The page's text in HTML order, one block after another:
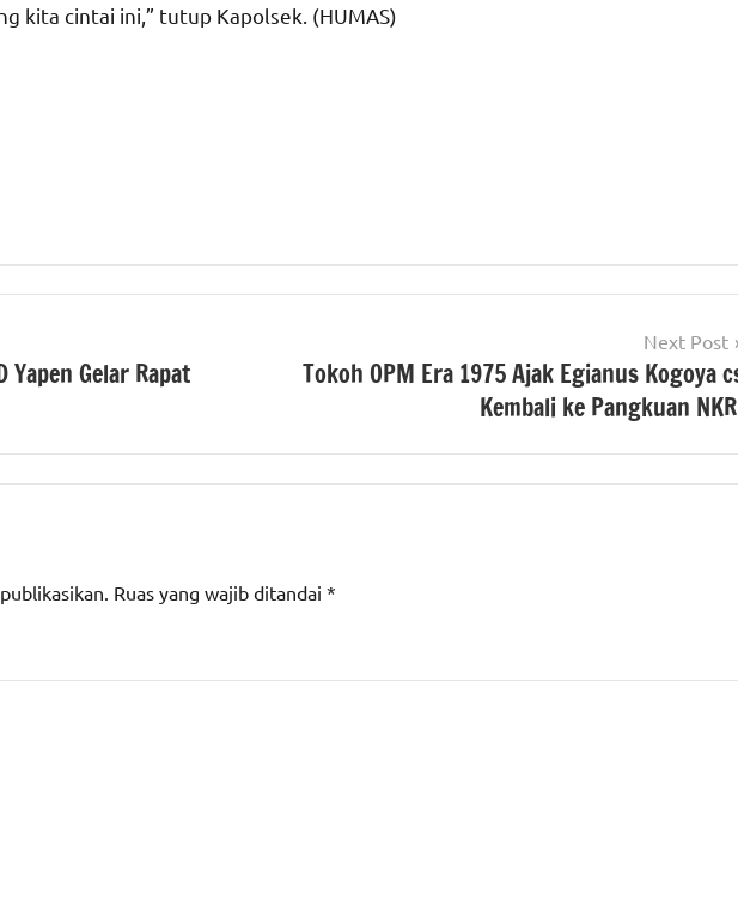
kita cintai ini,” tutup Kapolsek. (HUMAS)
Yapen Gelar Rapat
Next Post
Tokoh OPM Era 1975 Ajak Egianus Kogoya
Kembali ke Pangkuan
Ruas yang wajib ditandai *